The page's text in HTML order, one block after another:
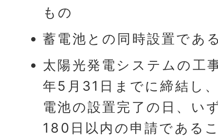
もの
蓄電池との同時設置であ
太陽光発電システムの工
年5月31日までに締結し
電池の設置完了の日、い
180日以内の申請である